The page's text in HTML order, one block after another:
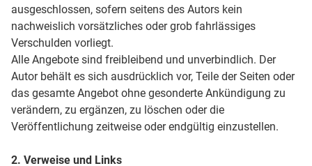
ausgeschlossen, sofern seitens des Autors kein
nachweislich vorsätzliches oder grob fahrlässiges
Verschulden vorliegt.
Alle Angebote sind freibleibend und unverbindlich. Der
Autor behält es sich ausdrücklich vor, Teile der Seiten oder
das gesamte Angebot ohne gesonderte Ankündigung zu
verändern, zu ergänzen, zu löschen oder die
Veröffentlichung zeitweise oder endgültig einzustellen.
2. Verweise und Links